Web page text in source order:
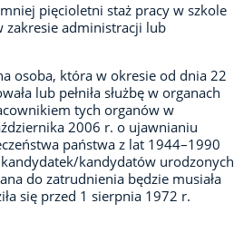
pięcioletni staż pracy w szkole
zakresie administracji lub
osoba, która w okresie od dnia 22
lub pełniła służbę w organach
tych organów w
2006 r. o ujawnianiu
państwa z lat 1944–1990
kandydatów urodzonych
do zatrudnienia będzie musiała
się przed 1 sierpnia 1972 r.